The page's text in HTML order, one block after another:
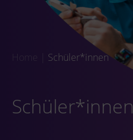
Home Schüler*innen
Schüler*innen